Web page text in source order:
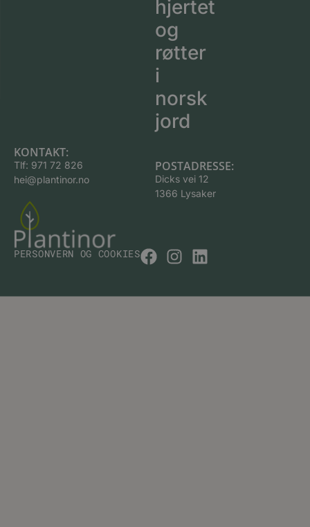
hjertet
og
røtter
i
norsk
jord
KONTAKT:
Tlf: 971 72 826
hei@plantinor.no
POSTADRESSE:
Dicks vei 12
1366 Lysaker
PERSONVERN OG COOKIES